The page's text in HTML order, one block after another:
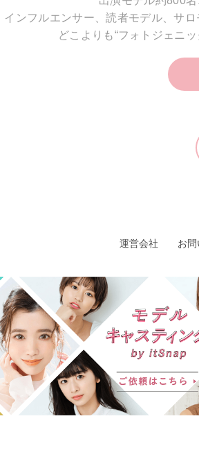
インフルエンサー、読者モデル、サ
どこよりも“フォトジェニ
運営会社 お